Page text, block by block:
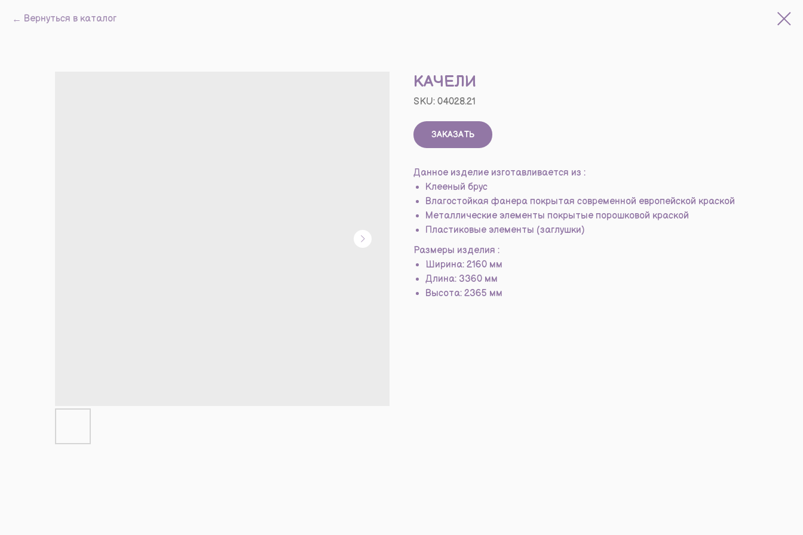
Вернуться в каталог
КАЧЕЛИ
SKU: 04028.21
ЗАКАЗАТЬ
Данное изделие изготавливается из :
Клееный брус
Влагостойкая фанера покрытая современной европейской краской
Металлические элементы покрытые порошковой краской
Пластиковые элементы (заглушки)
Размеры изделия :
Ширина: 2160 мм
Длина: 3360 мм
Высота: 2365 мм